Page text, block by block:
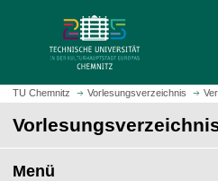
z
t
e
i
t
TU Chemnitz Vorlesungsverzeichnis
Menü